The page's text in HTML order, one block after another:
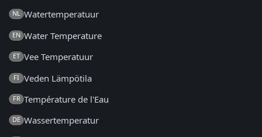
NL Watertemperatuur
EN Water Temperature
ET Vee Temperatuur
FI Veden Lämpötila
FR Température de l'Eau
DE Wassertemperatur